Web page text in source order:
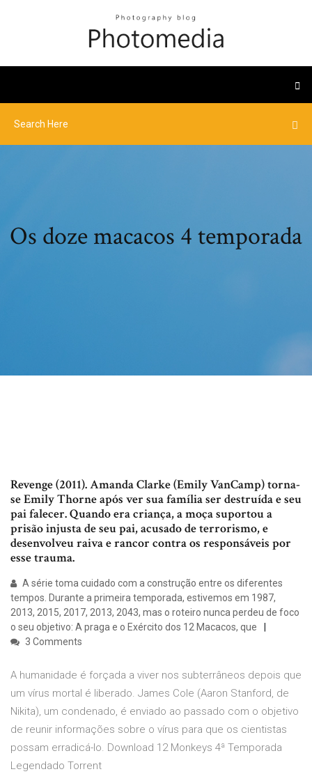
Os doze macacos 4 temporada
Revenge (2011). Amanda Clarke (Emily VanCamp) torna-
se Emily Thorne após ver sua família ser destruída e seu
pai falecer. Quando era criança, a moça suportou a
prisão injusta de seu pai, acusado de terrorismo, e
desenvolveu raiva e rancor contra os responsáveis por
esse trauma.
A série toma cuidado com a construção entre os diferentes
tempos. Durante a primeira temporada, estivemos em 1987,
2013, 2015, 2017, 2013, 2043, mas o roteiro nunca perdeu de foco
o seu objetivo: A praga e o Exército dos 12 Macacos, que
3 Comments
A humanidade é forçada a viver nos subterrâneos depois que
um vírus mortal é liberado. James Cole (Aaron Stanford, de
Nikita), um condenado, é enviado ao passado com o objetivo
de reunir informações sobre o vírus para que os cientistas
possam erradicá-lo. Download 12 Monkeys 4ª Temporada
Legendado Torrent